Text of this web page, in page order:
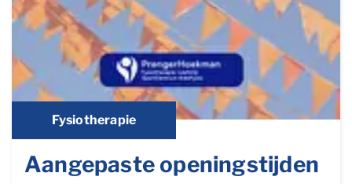
Fysiotherapie
Aangepaste openingstijden